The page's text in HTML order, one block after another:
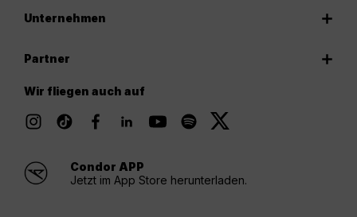
Unternehmen
Partner
Wir fliegen auch auf
Condor APP
Jetzt im App Store herunterladen.